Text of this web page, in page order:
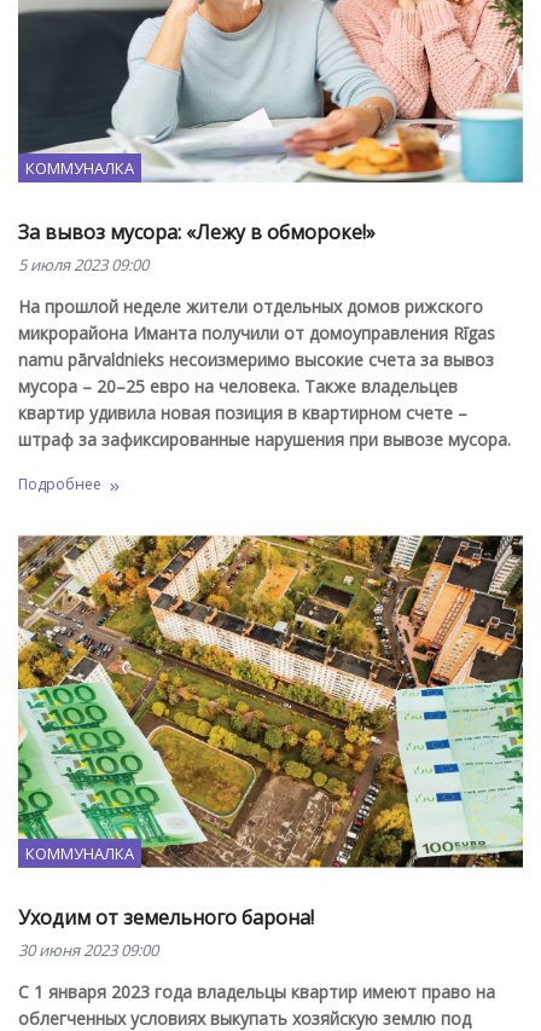
КОММУНАЛКА
За вывоз мусора: «Лежу в обмороке!»
5 июля 2023 09:00
На прошлой неделе жители отдельных домов рижского
микрорайона Иманта получили от домоуправления Rīgas
namu pārvaldnieks несоизмеримо высокие счета за вывоз
мусора – 20–25 евро на человека. Также владельцев
квартир удивила новая позиция в квартирном счете –
штраф за зафиксированные нарушения при вывозе мусора.
Подробнее
КОММУНАЛКА
Уходим от земельного барона!
30 июня 2023 09:00
С 1 января 2023 года владельцы квартир имеют право на
облегченных условиях выкупать хозяйскую землю под